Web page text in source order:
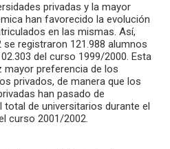
privadas y la mayor
han favorecido la evolución
en las mismas. Así,
registraron 121.988 alumnos
del curso 1999/2000. Esta
mayor preferencia de los
privados, de manera que los
han pasado de
total de universitarios durante el
curso 2001/2002.